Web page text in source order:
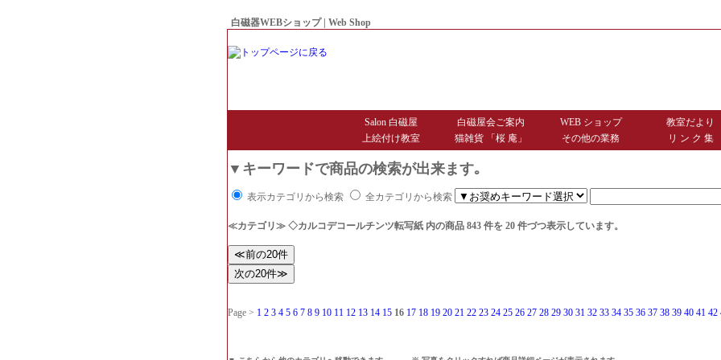
白磁器WEBショップ | Web Shop
Salon 白磁屋 白磁屋会ご案内 WEB ショップ
教室だより
上絵付け教室
猫雑貨 「桜 庵」 その他の業務 リ ン ク 集
▼キーワードで商品の検索が出来ます｡
表示カテゴリから検索 全カテゴリから検索
≪カテゴリ≫ ◇カルコデコールチンツ転写紙 内の商品 843 件を 20 件づつ表示しています。
Page > 1 2 3 4 5 6 7 8 9 10 11 12 13 14 15 16 17 18 19 20 21 22 23 24 25 26 27 28 29 30 31 32 33 34 35 36 37 38 39 40 41 42